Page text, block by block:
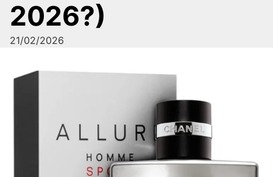
2026?)
21/02/2026